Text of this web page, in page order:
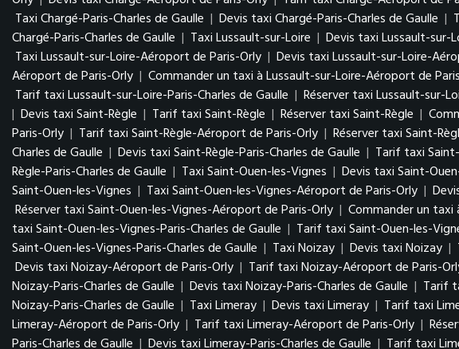
Taxi Chargé-Paris-Charles de Gaulle | Devis taxi Chargé-Paris-Charles de Gaulle |
Chargé-Paris-Charles de Gaulle | Taxi Lussault-sur-Loire | Devis taxi Lussault-sur-
Taxi Lussault-sur-Loire-Aéroport de Paris-Orly | Devis taxi Lussault-sur-Loire-
Aéroport de Paris-Orly | Commander un taxi à Lussault-sur-Loire-Aéroport de
Tarif taxi Lussault-sur-Loire-Paris-Charles de Gaulle | Réserver taxi Lussault-sur-
| Devis taxi Saint-Règle | Tarif taxi Saint-Règle | Réserver taxi Saint-Règle |
Paris-Orly | Tarif taxi Saint-Règle-Aéroport de Paris-Orly | Réserver taxi Saint-
Charles de Gaulle | Devis taxi Saint-Règle-Paris-Charles de Gaulle | Tarif taxi
Règle-Paris-Charles de Gaulle | Taxi Saint-Ouen-les-Vignes | Devis taxi Saint-
Saint-Ouen-les-Vignes | Taxi Saint-Ouen-les-Vignes-Aéroport de Paris-Orly |
Réserver taxi Saint-Ouen-les-Vignes-Aéroport de Paris-Orly | Commander un
taxi Saint-Ouen-les-Vignes-Paris-Charles de Gaulle | Tarif taxi Saint-Ouen-les-
Saint-Ouen-les-Vignes-Paris-Charles de Gaulle | Taxi Noizay | Devis taxi Noizay |
Devis taxi Noizay-Aéroport de Paris-Orly | Tarif taxi Noizay-Aéroport de Paris-
Noizay-Paris-Charles de Gaulle | Devis taxi Noizay-Paris-Charles de Gaulle | Tarif
Noizay-Paris-Charles de Gaulle | Taxi Limeray | Devis taxi Limeray | Tarif taxi
Limeray-Aéroport de Paris-Orly | Tarif taxi Limeray-Aéroport de Paris-Orly |
Paris-Charles de Gaulle | Devis taxi Limeray-Paris-Charles de Gaulle | Tarif taxi